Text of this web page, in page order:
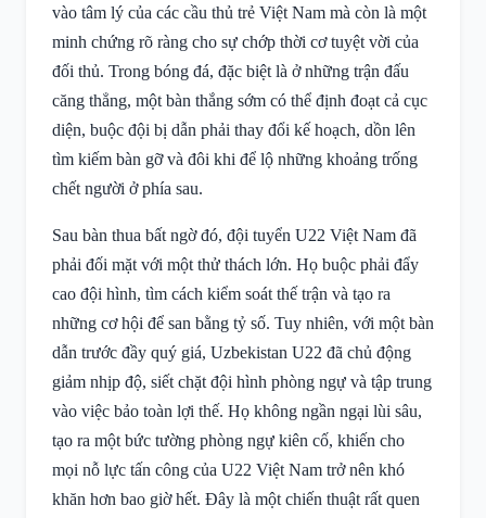
vào tâm lý của các cầu thủ trẻ Việt Nam mà còn là một
minh chứng rõ ràng cho sự chớp thời cơ tuyệt vời của
đối thủ. Trong bóng đá, đặc biệt là ở những trận đấu
căng thẳng, một bàn thắng sớm có thể định đoạt cả cục
diện, buộc đội bị dẫn phải thay đổi kế hoạch, dồn lên
tìm kiếm bàn gỡ và đôi khi để lộ những khoảng trống
chết người ở phía sau.
Sau bàn thua bất ngờ đó, đội tuyển U22 Việt Nam đã
phải đối mặt với một thử thách lớn. Họ buộc phải đẩy
cao đội hình, tìm cách kiểm soát thế trận và tạo ra
những cơ hội để san bằng tỷ số. Tuy nhiên, với một bàn
dẫn trước đầy quý giá, Uzbekistan U22 đã chủ động
giảm nhịp độ, siết chặt đội hình phòng ngự và tập trung
vào việc bảo toàn lợi thế. Họ không ngần ngại lùi sâu,
tạo ra một bức tường phòng ngự kiên cố, khiến cho
mọi nỗ lực tấn công của U22 Việt Nam trở nên khó
khăn hơn bao giờ hết. Đây là một chiến thuật rất quen